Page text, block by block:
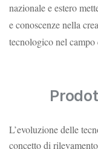
nazionale e estero
e conoscenze nella
tecnologico nel
L’evoluzione delle
concetto di